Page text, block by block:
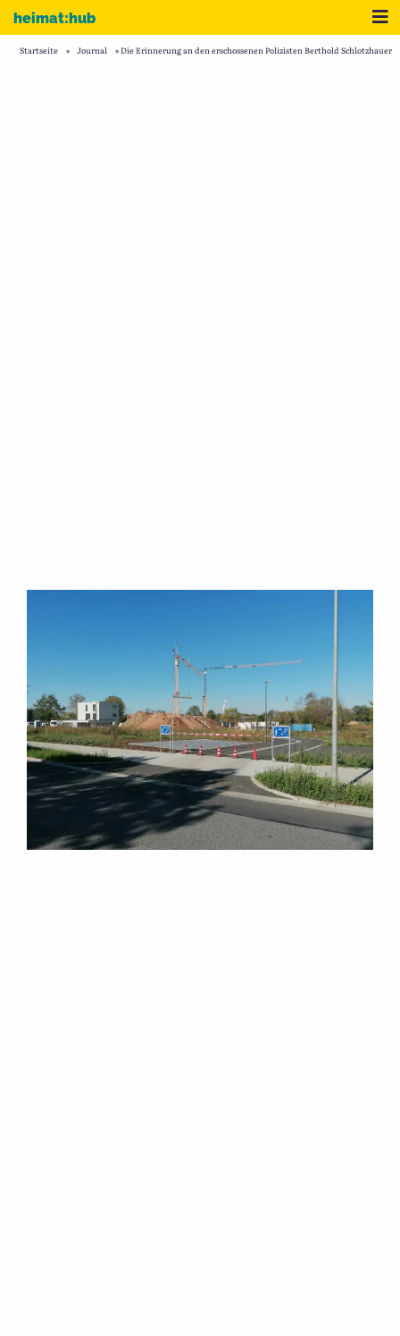
Zum Inhalt
heimat:hub
Startseite » Journal »Die Erinnerung an den erschossenen Polizisten Berthold Schlotzhauer